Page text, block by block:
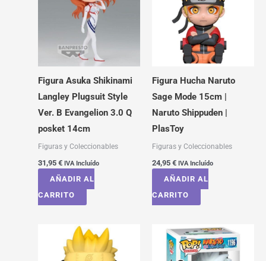
Figura Asuka Shikinami
Langley Plugsuit Style
Ver. B Evangelion 3.0 Q
posket 14cm
Figuras y Coleccionables
31,95 € IVA Incluído
AÑADIR AL
CARRITO
Figura Hucha Naruto
Sage Mode 15cm |
Naruto Shippuden |
PlasToy
Figuras y Coleccionables
24,95 € IVA Incluído
AÑADIR AL
CARRITO